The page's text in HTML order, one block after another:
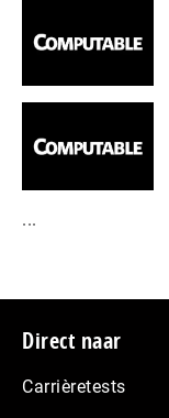
...
Footer
Direct naar
Carrièretests